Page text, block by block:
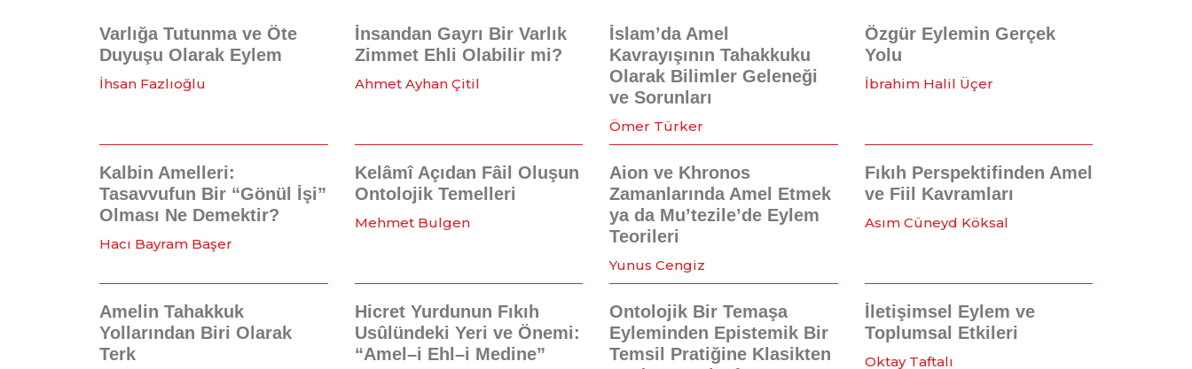
Varlığa Tutunma ve Öte
Duyuşu Olarak Eylem
İhsan Fazlıoğlu
İnsandan Gayrı Bir Varlık
Zimmet Ehli Olabilir mi?
Ahmet Ayhan Çitil
İslam’da Amel
Kavrayışının Tahakkuku
Olarak Bilimler Geleneği
ve Sorunları
Ömer Türker
Özgür Eylemin Gerçek
Yolu
İbrahim Halil Üçer
Kalbin Amelleri:
Tasavvufun Bir “Gönül İşi”
Olması Ne Demektir?
Hacı Bayram Başer
Kelâmî Açıdan Fâil Oluşun
Ontolojik Temelleri
Mehmet Bulgen
Aion ve Khronos
Zamanlarında Amel Etmek
ya da Mu’tezile’de Eylem
Teorileri
Yunus Cengiz
Fıkıh Perspektifinden Amel
ve Fiil Kavramları
Asım Cüneyd Köksal
Amelin Tahakkuk
Yollarından Biri Olarak
Terk
Hicret Yurdunun Fıkıh
Usûlündeki Yeri ve Önemi:
“Amel–i Ehl–i Medine”
Ontolojik Bir Temaşa
Eyleminden Epistemik Bir
Temsil Pratiğine Klasikten
İletişimsel Eylem ve
Toplumsal Etkileri
Oktay Taftalı